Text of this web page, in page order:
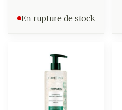
En rupture de stock